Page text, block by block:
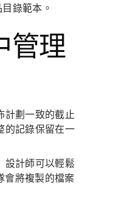
錄範本。
管理
計劃一致的截止
的記錄保留在一
設計師可以輕鬆
會將複製的檔案